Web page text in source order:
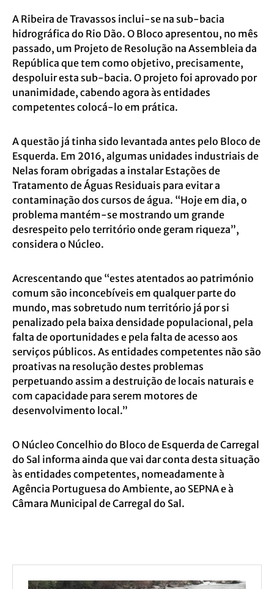
A Ribeira de Travassos inclui-se na sub-bacia
hidrográfica do Rio Dão. O Bloco apresentou, no mês
passado, um Projeto de Resolução na Assembleia da
República que tem como objetivo, precisamente,
despoluir esta sub-bacia. O projeto foi aprovado por
unanimidade, cabendo agora às entidades
competentes colocá-lo em prática.
A questão já tinha sido levantada antes pelo Bloco de
Esquerda. Em 2016, algumas unidades industriais de
Nelas foram obrigadas a instalar Estações de
Tratamento de Águas Residuais para evitar a
contaminação dos cursos de água. “Hoje em dia, o
problema mantém-se mostrando um grande
desrespeito pelo território onde geram riqueza”,
considera o Núcleo.
Acrescentando que “estes atentados ao património
comum são inconcebíveis em qualquer parte do
mundo, mas sobretudo num território já por si
penalizado pela baixa densidade populacional, pela
falta de oportunidades e pela falta de acesso aos
serviços públicos. As entidades competentes não são
proativas na resolução destes problemas
perpetuando assim a destruição de locais naturais e
com capacidade para serem motores de
desenvolvimento local.”
O Núcleo Concelhio do Bloco de Esquerda de Carregal
do Sal informa ainda que vai dar conta desta situação
às entidades competentes, nomeadamente à
Agência Portuguesa do Ambiente, ao SEPNA e à
Câmara Municipal de Carregal do Sal.